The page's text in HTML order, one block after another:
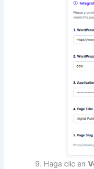
Haga clic en